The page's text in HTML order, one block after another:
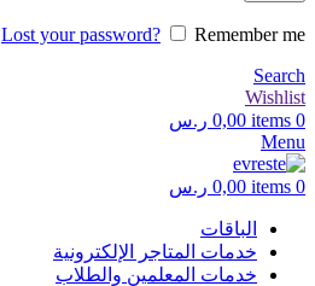
Lost your password?
Remember me
Search
Wishlist
0
items
0,00 ر.س
Menu
0
items
0,00 ر.س
الباقات
خدمات المتاجر الإلكترونية
خدمات المعلمين والطلاب